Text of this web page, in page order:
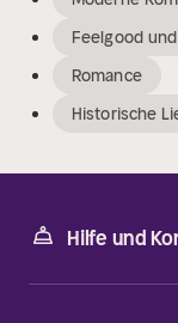
Feelgood
Romance
Historische
Hilfe und